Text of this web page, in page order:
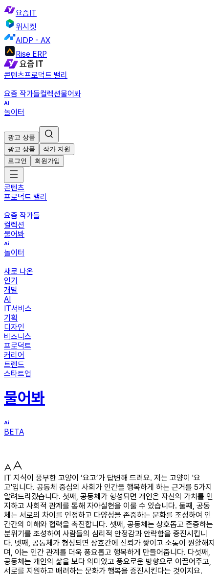
요즘IT
위시켓
AIDP - AX
Rise ERP
콘텐츠프로덕트 밸리
요즘 작가들컬렉션물어봐
놀이터
광고 상품
광고 상품
작가 지원
로그인
회원가입
콘텐츠
프로덕트 밸리
요즘 작가들
컬렉션
물어봐
놀이터
새로 나온
인기
개발
AI
IT서비스
기획
디자인
비즈니스
프로덕트
커리어
트렌드
스타트업
물어봐
BETA
IT 지식이 풍부한 고양이 ‘요고’가 답변해 드려요. 저는 고양이 '요
고'입니다. 공동체 중심의 사회가 인간을 행복하게 하는 근거를 5가지
알려드리겠습니다. 첫째, 공동체가 형성되면 개인은 자신의 가치를 인
지하고 사회적 관계를 통해 자아실현을 이룰 수 있습니다. 둘째, 공동
체는 서로의 차이를 인정하고 다양성을 존중하는 문화를 조성하여 인
간간의 이해와 협력을 촉진합니다. 셋째, 공동체는 상호돕고 존중하는
분위기를 조성하여 사람들의 심리적 안정감과 안락함을 증진시킵니
다. 넷째, 공동체가 형성되면 상호간에 신뢰가 쌓이고 소통이 원활해지
며, 이는 인간 관계를 더욱 풍요롭고 행복하게 만들어줍니다. 다섯째,
공동체는 개인의 삶을 보다 의미있고 풍요로운 방향으로 이끌어주고,
서로를 지원하고 배려하는 문화가 행복을 증진시킨다는 것이지요.